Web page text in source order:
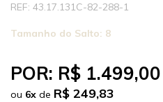
43.17.131C-82-288-1
Tamanho do Salto: 8
POR: R$ 1.499,00
ou 6x de R$ 249,83